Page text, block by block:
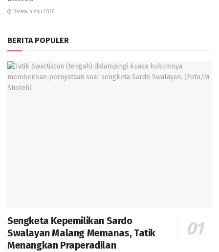
Selasa, 4 Agu 2026
BERITA POPULER
Sengketa Kepemilikan Sardo
Swalayan Malang Memanas, Tatik
Menangkan Praperadilan